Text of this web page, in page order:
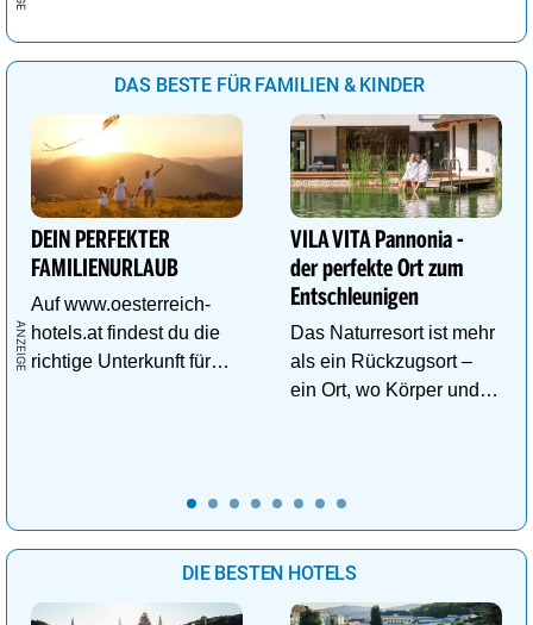
DAS BESTE FÜR FAMILIEN & KINDER
DEIN PERFEKTER
FAMILIENURLAUB
Auf www.oesterreich-
hotels.at findest du die
richtige Unterkunft für
VILA VITA Pannonia -
der perfekte Ort zum
Entschleunigen
Das Naturresort ist mehr
als ein Rückzugsort –
ein Ort, wo Körper und
DIE BESTEN HOTELS